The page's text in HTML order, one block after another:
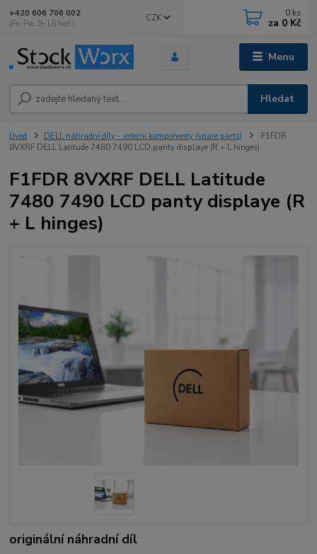
Menu
CZK
Hledat
+420 606 706 002
(Po-Pá, 9-18 hod.)
0 ks
za 0 Kč
Úvod DELL náhradní díly - interní komponenty (spare parts)
F1FDR
8VXRF DELL Latitude 7480 7490 LCD panty displaye (R + L hinges)
F1FDR 8VXRF DELL Latitude
7480 7490 LCD panty displaye (R
+ L hinges)
originální náhradní díl